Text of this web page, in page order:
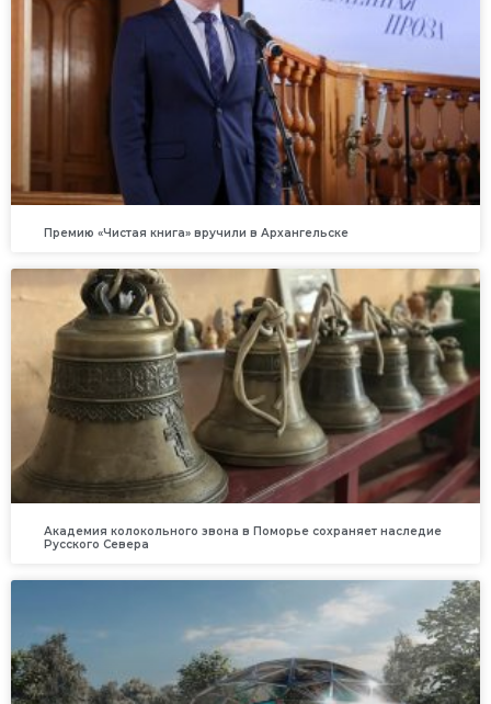
Премию «Чистая книга» вручили в Архангельске
Академия колокольного звона в Поморье сохраняет наследие
Русского Севера